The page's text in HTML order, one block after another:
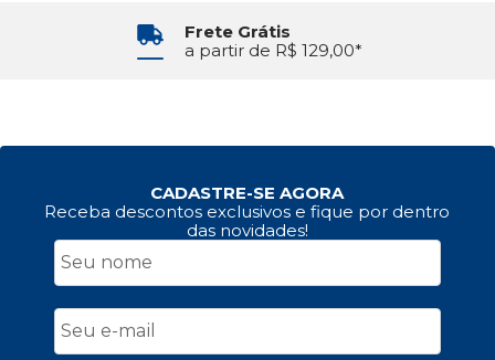
Frete Grátis
a partir de R$ 129,00*
CADASTRE-SE AGORA
Receba descontos exclusivos e fique por dentro
das novidades!